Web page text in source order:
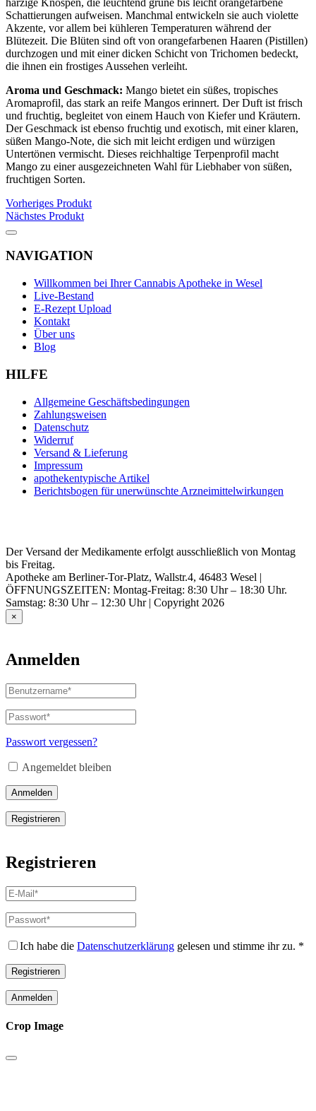
Schattierungen aufweisen. Manchmal entwickeln sie auch violette
Akzente, vor allem bei kühleren Temperaturen während der
Blütezeit. Die Blüten sind oft von orangefarbenen Haaren (Pistillen)
durchzogen und mit einer dicken Schicht von Trichomen bedeckt,
die ihnen ein frostiges Aussehen verleiht.
Aroma und Geschmack: Mango bietet ein süßes, tropisches
Aromaprofil, das stark an reife Mangos erinnert. Der Duft ist frisch
und fruchtig, begleitet von einem Hauch von Kiefer und Kräutern.
Der Geschmack ist ebenso fruchtig und exotisch, mit einer klaren,
süßen Mango-Note, die sich mit leicht erdigen und würzigen
Untertönen vermischt. Dieses reichhaltige Terpenprofil macht
Mango zu einer ausgezeichneten Wahl für Liebhaber von süßen,
fruchtigen Sorten.
Vorheriges Produkt
Nächstes Produkt
NAVIGATION
Willkommen bei Ihrer Cannabis Apotheke in Wesel
Live-Bestand
E-Rezept Upload
Kontakt
Über uns
Blog
HILFE
Allgemeine Geschäftsbedingungen
Zahlungsweisen
Datenschutz
Widerruf
Versand & Lieferung
Impressum
apothekentypische Artikel
Berichtsbogen für unerwünschte Arzneimittelwirkungen
Der Versand der Medikamente erfolgt ausschließlich von Montag
bis Freitag.
Apotheke am Berliner-Tor-Platz, Wallstr.4, 46483 Wesel |
ÖFFNUNGSZEITEN: Montag-Freitag: 8:30 Uhr – 18:30 Uhr.
Samstag: 8:30 Uhr – 12:30 Uhr | Copyright 2026
×
Anmelden
Benutzername
oder
E-
Mail-
Adresse*
Passwort*
Erforderlich
Passwort vergessen?
Angemeldet bleiben
Anmelden
Registrieren
Registrieren
E-
Mail-
Adresse*
Erforderlich
Passwort*
Erforderlich
Ich habe die Datenschutzerklärung gelesen und stimme ihr zu. *
Registrieren
Anmelden
Crop Image